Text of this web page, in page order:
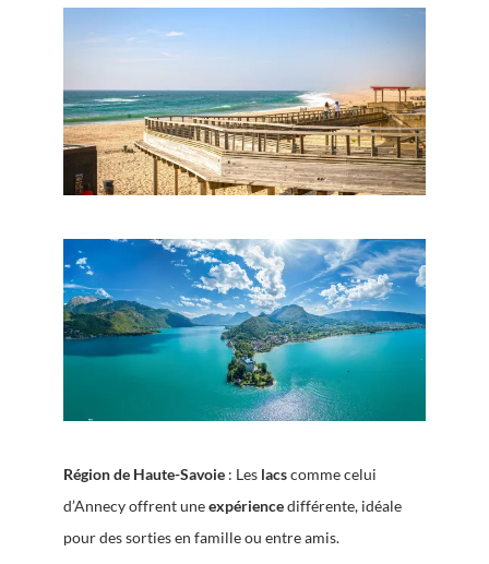
Région de Haute-Savoie : Les lacscomme celui
d’Annecy offrent uneexpériencedifférente, idéale
pour des sorties en famille ou entre amis.